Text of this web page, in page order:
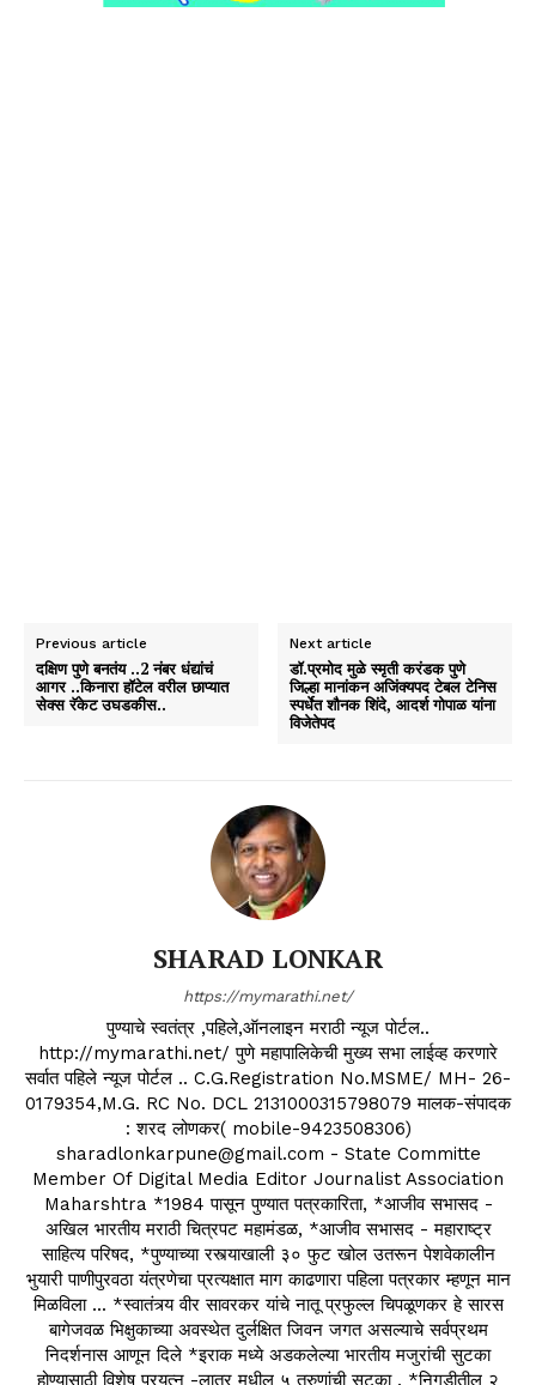
Previous article
दक्षिण पुणे बनतंय ..2 नंबर धंद्यांचं
आगर ..किनारा हॉटेल वरील छाप्यात
सेक्स रॅकेट उघडकीस..
Next article
डॉ.प्रमोद मुळे स्मृती करंडक पुणे
जिल्हा मानांकन अजिंक्यपद टेबल टेनिस
स्पर्धेत शौनक शिंदे, आदर्श गोपाळ यांना
विजेतेपद
SHARAD LONKAR
https://mymarathi.net/
पुण्याचे स्वतंत्र ,पहिले,ऑनलाइन मराठी न्यूज पोर्टल..
http://mymarathi.net/ पुणे महापालिकेची मुख्य सभा लाईव्ह करणारे
सर्वात पहिले न्यूज पोर्टल .. C.G.Registration No.MSME/ MH- 26-
0179354,M.G. RC No. DCL 2131000315798079 मालक-संपादक
: शरद लोणकर( mobile-9423508306)
sharadlonkarpune@gmail.com - State Committe
Member Of Digital Media Editor Journalist Association
Maharshtra *1984 पासून पुण्यात पत्रकारिता, *आजीव सभासद -
अखिल भारतीय मराठी चित्रपट महामंडळ, *आजीव सभासद - महाराष्ट्र
साहित्य परिषद, *पुण्याच्या रस्त्याखाली ३० फुट खोल उतरून पेशवेकालीन
भुयारी पाणीपुरवठा यंत्रणेचा प्रत्यक्षात माग काढणारा पहिला पत्रकार म्हणून मान
मिळविला ... *स्वातंत्र्य वीर सावरकर यांचे नातू प्रफुल्ल चिपळूणकर हे सारस
बागेजवळ भिक्षुकाच्या अवस्थेत दुर्लक्षित जिवन जगत असल्याचे सर्वप्रथम
निदर्शनास आणून दिले *इराक मध्ये अडकलेल्या भारतीय मजुरांची सुटका
होण्यासाठी विशेष प्रयत्न -लातूर मधील ५ तरुणांची सुटका . *निगडीतील २